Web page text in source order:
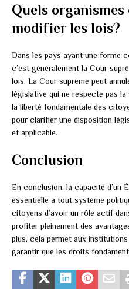
Quels
modifier les lois?
Dans les pays ayant une forme
c’est généralement la Cour
lois. La Cour suprême peut
législative qui ne respecte pas
la liberté fondamentale des
pour clarifier une disposition
et applicable.
Conclusion
En conclusion, la capacité d’un
essentielle à tout système
citoyens d’avoir un rôle actif
profiter pleinement des
plus, cela permet aux
garantir que les droits